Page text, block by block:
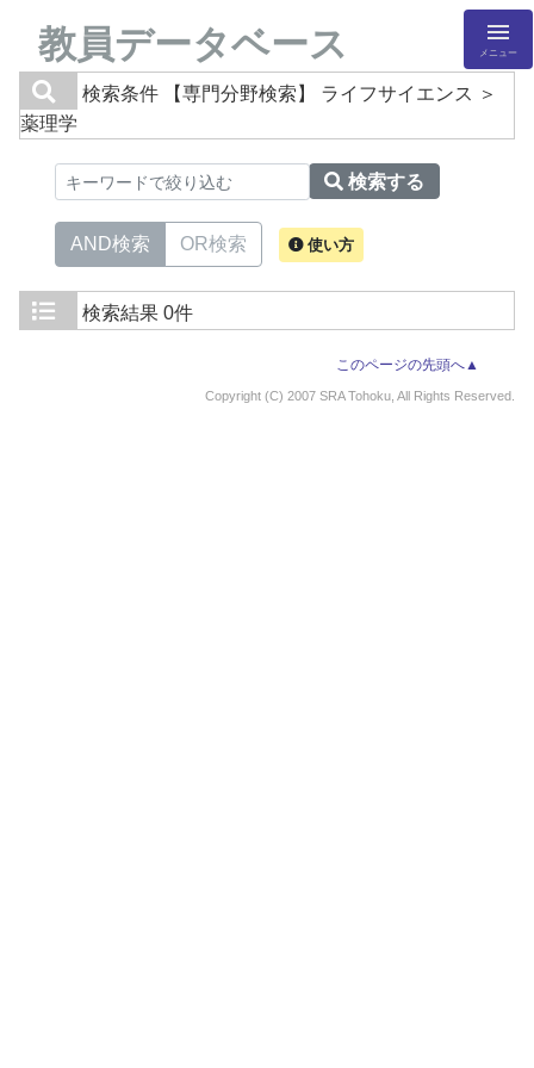
教員データベース メニュー
検索条件
【専門分野検索】 ライフサイエンス ＞
薬理学
検索する
AND検索 OR検索 使い方
検索結果 0件
このページの先頭へ▲
Copyright (C) 2007 SRA Tohoku, All Rights Reserved.